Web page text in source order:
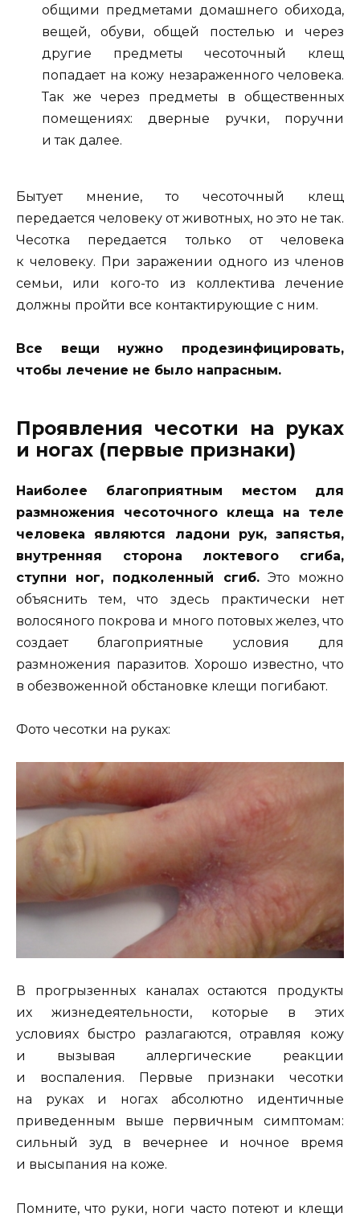
общими предметами домашнего обихода,
вещей, обуви, общей постелью и через
другие предметы чесоточный клещ
попадает на кожу незараженного человека.
Так же через предметы в общественных
помещениях: дверные ручки, поручни
и так далее.
Бытует мнение, то чесоточный клещ
передается человеку от животных, но это не так.
Чесотка передается только от человека
к человеку. При заражении одного из членов
семьи, или кого-то из коллектива лечение
должны пройти все контактирующие с ним.
Все вещи нужно продезинфицировать,
чтобы лечение не было напрасным.
Проявления чесотки на руках
и ногах (первые признаки)
Наиболее благоприятным местом для
размножения чесоточного клеща на теле
человека являются ладони рук, запястья,
внутренняя сторона локтевого сгиба,
ступни ног, подколенный сгиб.Это можно
объяснить тем, что здесь практически нет
волосяного покрова и много потовых желез, что
создает благоприятные условия для
размножения паразитов. Хорошо известно, что
в обезвоженной обстановке клещи погибают.
Фото чесотки на руках:
В прогрызенных каналах остаются продукты
их жизнедеятельности, которые в этих
условиях быстро разлагаются, отравляя кожу
и вызывая аллергические реакции
и воспаления. Первые признаки чесотки
на руках и ногах абсолютно идентичные
приведенным выше первичным симптомам:
сильный зуд в вечернее и ночное время
и высыпания на коже.
Помните, что руки, ноги часто потеют и клещи